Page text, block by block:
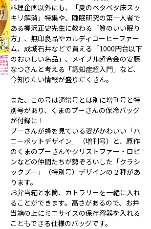
料理企画以外にも、「夏のベタベタ床スッ
キリ解消」特集や、睡眠研究の第一人者で
ある柳沢正史先生に教わる「質のいい眠り
方」、無印良品やカルディコーヒーファー
ム、成城石井などで買える「1000円台以下
のおいしい名品」、メイプル超合金の安藤
なつさんと考える「認知症超入門」など、
今知りたい情報が盛りだくさん。
また、この号は通常号とは別に増刊号と特
別号があり、くまのプーさんの保冷バッグ
が付録に！
プーさんが蜂を見ている姿がかわいい「ハ
ニーポットデザイン」（増刊号）と、原作
のくまのプーさんやクリストファー・ロビ
ンなどの仲間たちが勢ぞろいした「クラシ
ックプー」（特別号）デザインの２種があ
ります。
お弁当箱と水筒、カトラリーを一緒に入れ
ることができます。高さがあるので、お弁
当箱の上にミニサイズの保存容器を入れる
こともできる仕様のバッグです。